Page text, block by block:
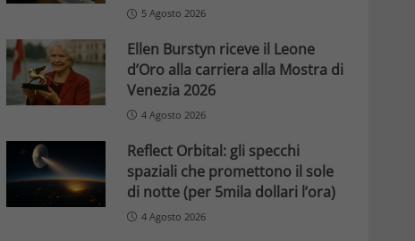
5 Agosto 2026
Ellen Burstyn riceve il Leone
d’Oro alla carriera alla Mostra di
Venezia 2026
4 Agosto 2026
Reflect Orbital: gli specchi
spaziali che promettono il sole
di notte (per 5mila dollari l’ora)
4 Agosto 2026